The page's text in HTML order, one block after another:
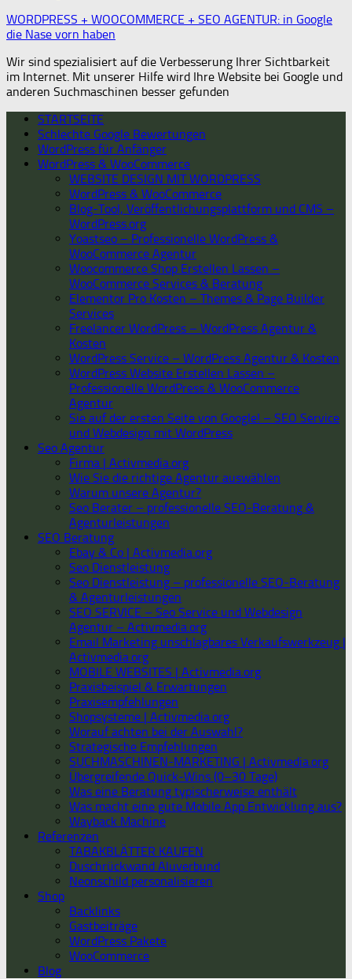
WORDPRESS + WOOCOMMERCE + SEO AGENTUR: in Google
die Nase vorn haben
Wir sind spezialisiert auf die Verbesserung Ihrer Sichtbarkeit
im Internet. Mit unserer Hilfe wird Ihre Website bei Google und
anderen Suchmaschinen besser gefunden
STARTSEITE
Schlechte Google Bewertungen
WordPress für Anfänger
WordPress & WooCommerce
WEBSITE DESIGN MIT WORDPRESS
WordPress & WooCommerce
Blog-Tool, Veröffentlichungsplattform und CMS –
WordPress.org
Yoastseo – Professionelle WordPress &
WooCommerce Agentur
Woocommerce Shop Erstellen Lassen –
WooCommerce Services & Beratung
Elementor Pro Kosten – Themes & Page Builder
Services
Freelancer WordPress – WordPress Agentur &
Kosten
WordPress Service – WordPress Agentur & Kosten
WordPress Website Erstellen Lassen –
Professionelle WordPress & WooCommerce
Agentur
Sie auf der ersten Seite von Google! – SEO Service
und Webdesign mit WordPress
Seo Agentur
Firma | Activmedia.org
Wie Sie die richtige Agentur auswählen
Warum unsere Agentur?
Seo Berater – professionelle SEO-Beratung &
Agenturleistungen
SEO Beratung
Ebay & Co | Activmedia.org
Seo Dienstleistung
Seo Dienstleistung – professionelle SEO-Beratung
& Agenturleistungen
SEO SERVICE – Seo Service und Webdesign
Agentur – Activmedia.org
Email Marketing unschlagbares Verkaufswerkzeug |
Activmedia.org
MOBILE WEBSITES | Activmedia.org
Praxisbeispiel & Erwartungen
Praxisempfehlungen
Shopsysteme | Activmedia.org
Worauf achten bei der Auswahl?
Strategische Empfehlungen
SUCHMASCHINEN-MARKETING | Activmedia.org
Übergreifende Quick-Wins (0–30 Tage)
Was eine Beratung typischerweise enthält
Was macht eine gute Mobile App Entwicklung aus?
Wayback Machine
Referenzen
TABAKBLÄTTER KAUFEN
Duschrückwand Aluverbund
Neonschild personalisieren
Shop
Backlinks
Gastbeiträge
WordPress Pakete
WooCommerce
Blog